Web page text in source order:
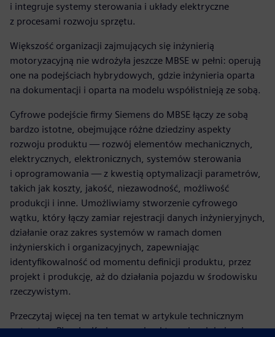
i integruje systemy sterowania i układy elektryczne
z procesami rozwoju sprzętu.
Większość organizacji zajmujących się inżynierią
motoryzacyjną nie wdrożyła jeszcze MBSE w pełni: operują
one na podejściach hybrydowych, gdzie inżynieria oparta
na dokumentacji i oparta na modelu współistnieją ze sobą.
Cyfrowe podejście firmy Siemens do MBSE łączy ze sobą
bardzo istotne, obejmujące różne dziedziny aspekty
rozwoju produktu — rozwój elementów mechanicznych,
elektrycznych, elektronicznych, systemów sterowania
i oprogramowania — z kwestią optymalizacji parametrów,
takich jak koszty, jakość, niezawodność, możliwość
produkcji i inne. Umożliwiamy stworzenie cyfrowego
wątku, który łączy zamiar rejestracji danych inżynieryjnych,
działanie oraz zakres systemów w ramach domen
inżynierskich i organizacyjnych, zapewniając
identyfikowalność od momentu definicji produktu, przez
projekt i produkcję, aż do działania pojazdu w środowisku
rzeczywistym.
Przeczytaj więcej na ten temat w artykule technicznym
autorstwa Piyusha Karkarego, dyrektora ds. globalnych